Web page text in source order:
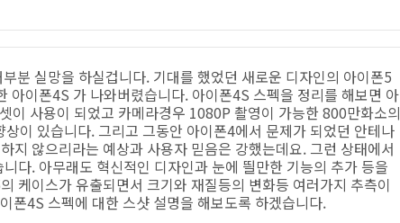
분 실망을 하실겁니다. 기대를 했었던 새로운 디자인의 아이폰5
아이폰4S 가 나와버렸습니다. 아이폰4S 스펙을 정리를 해보면 아
이 사용이 되었고 카메라경우 1080P 촬영이 가능한 800만화소의
이 있습니다. 그리고 그동안 아이폰4에서 문제가 되었던 안테나
지 않으리라는 예상과 사용자 믿음은 강했는데요. 그런 상태에서
다. 아무래도 혁신적인 디자인과 눈에 띌만한 기능의 추가 등을
케이스가 유출되면서 크기와 재질등의 변화등 여러가지 추측이
폰4S 스펙에 대한 스샷 설명을 해보도록 하겠습니다.